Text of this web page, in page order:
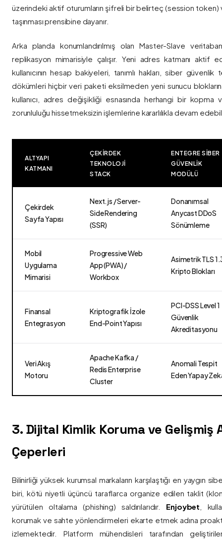
üzerindeki aktif oturumların şifreli bir belirteç (session token)
taşınması prensibine dayanır.
Arka planda konumlandırılmış olan Master-Slave
replikasyon mimarisiyle çalışır. Yeni adres katmanı aktif
kullanıcının hesap bakiyeleri, tanımlı hakları, siber
dökümleri hiçbir veri paketi eksilmeden yeni sunucu
kullanıcı, adres değişikliği esnasında herhangi bir
zorunluluğu hissetmeksizin işlemlerine kararlılıkla devam
ALTYAPI
KATMANI
ÇEKIRDEK
TEKNOLOJI
STACK
ENTEGRE SIBER
GÜVENLIK
MODÜLÜ
Çekirdek
Sayfa Yapısı
Next.js / Server-
Side Rendering
(SSR)
Donanımsal
Anycast DDoS
Sönümleme
Mobil
Uygulama
Mimarisi
Progressive Web
App (PWA) /
Workbox
Asimetrik TLS
Kripto Blokları
Finansal
Entegrasyon
Kriptografik İzole
End-Point Yapısı
PCI-DSS Level 1
Güvenlik
Akreditasyonu
Veri Akış
Motoru
Apache Kafka /
Redis Enterprise
Cluster
Anomali Tespit
Eden Yapay
3. Dijital Kimlik Koruma ve Gelişmiş
Çeperleri
Bilinirliği yüksek kurumsal markaların karşılaştığı en yaygın
biri, kötü niyetli üçüncü taraflarca organize edilen taklit
yürütülen oltalama (phishing) saldırılarıdır. Enjoybet ,
korumak ve sahte yönlendirmeleri ekarte etmek adına
izlemektedir. Platform mühendisleri tarafından